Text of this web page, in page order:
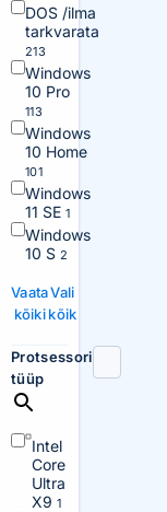
DOS /ilma
tarkvarata
213
Windows
10 Pro
113
Windows
10 Home
101
Windows
11 SE 1
Windows
10 S 2
Vaata
kõiki
Vali
kõik
Protsessori
tüüp
Intel
Core
Ultra
X91